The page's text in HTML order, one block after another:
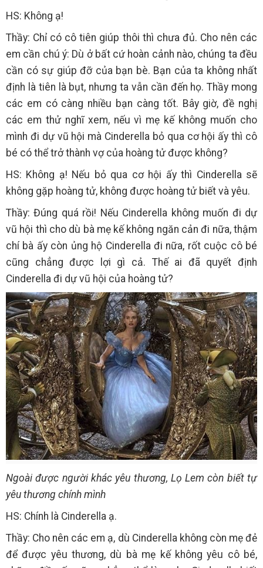
HS: Không ạ!
Thầy: Chỉ có cô tiên giúp thôi thì chưa đủ. Cho nên các
em cần chú ý: Dù ở bất cứ hoàn cảnh nào, chúng ta đều
cần có sự giúp đỡ của bạn bè. Bạn của ta không nhất
định là tiên là bụt, nhưng ta vẫn cần đến họ. Thầy mong
các em có càng nhiều bạn càng tốt. Bây giờ, đề nghị
các em thử nghĩ xem, nếu vì mẹ kế không muốn cho
mình đi dự vũ hội mà Cinderella bỏ qua cơ hội ấy thì cô
bé có thể trở thành vợ của hoàng tử được không?
HS: Không ạ! Nếu bỏ qua cơ hội ấy thì Cinderella sẽ
không gặp hoàng tử, không được hoàng tử biết và yêu.
Thầy: Đúng quá rồi! Nếu Cinderella không muốn đi dự
vũ hội thì cho dù bà mẹ kế không ngăn cản đi nữa, thậm
chí bà ấy còn ủng hộ Cinderella đi nữa, rốt cuộc cô bé
cũng chẳng được lợi gì cả. Thế ai đã quyết định
Cinderella đi dự vũ hội của hoàng tử?
Ngoài được người khác yêu thương, Lọ Lem còn biết tự
yêu thương chính mình
HS: Chính là Cinderella ạ.
Thầy: Cho nên các em ạ, dù Cinderella không còn mẹ đẻ
để được yêu thương, dù bà mẹ kế không yêu cô bé,